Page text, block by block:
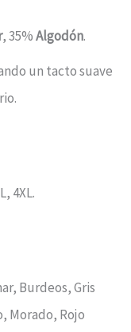
, 35%Algodón.
un tacto suave
4XL.
Burdeos, Gris
Morado, Rojo